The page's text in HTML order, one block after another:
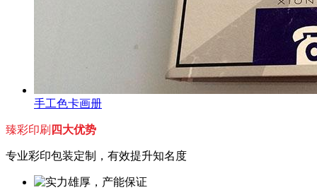
手工色卡画册
臻彩印刷 四大优势
专业彩印包装定制，有效提升知名度